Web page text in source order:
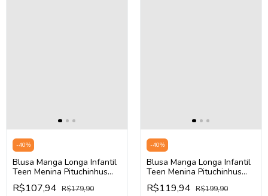
-40%
Blusa Manga Longa Infantil
Teen Menina Pituchinhus
30245 (Off White)
R$107,94 R$179,90
-40%
Blusa Manga Longa Infantil
Teen Menina Pituchinhus
30246 (Off White)
R$119,94 R$199,90